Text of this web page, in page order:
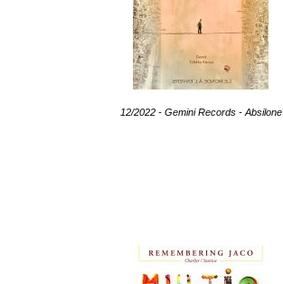
12/2022 - Gemini Records - Absilone